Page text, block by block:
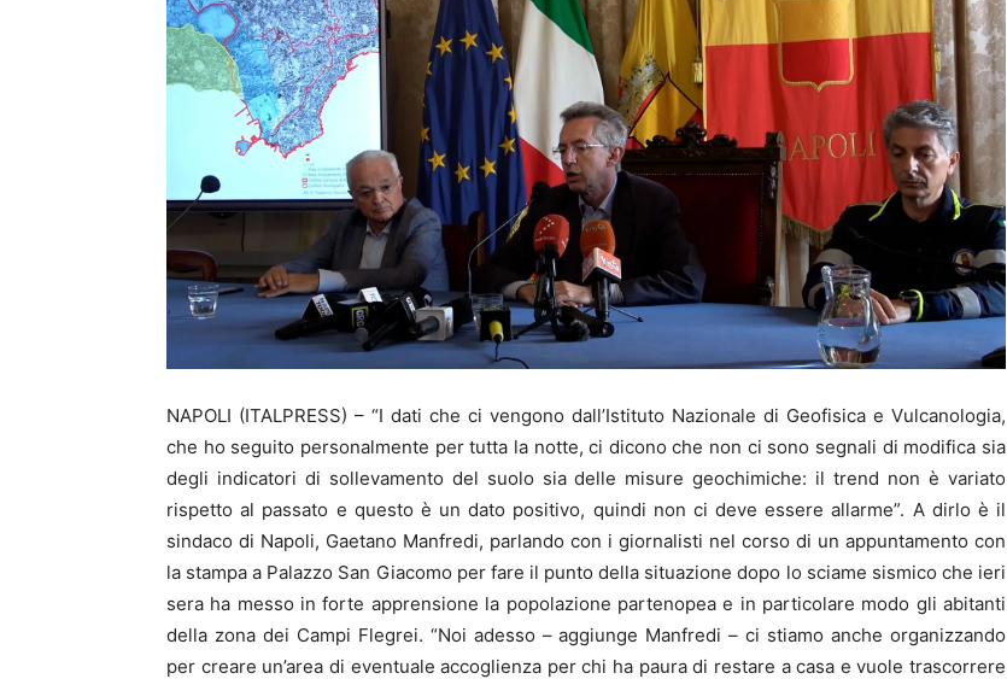
NAPOLI (ITALPRESS) – “I dati che ci vengono dall’Istituto Nazionale di Geofisica e Vulcanologia,
che ho seguito personalmente per tutta la notte, ci dicono che non ci sono segnali di modifica sia
degli indicatori di sollevamento del suolo sia delle misure geochimiche: il trend non è variato
rispetto al passato e questo è un dato positivo, quindi non ci deve essere allarme”. A dirlo è il
sindaco di Napoli, Gaetano Manfredi, parlando con i giornalisti nel corso di un appuntamento con
la stampa a Palazzo San Giacomo per fare il punto della situazione dopo lo sciame sismico che ieri
sera ha messo in forte apprensione la popolazione partenopea e in particolare modo gli abitanti
della zona dei Campi Flegrei. “Noi adesso – aggiunge Manfredi – ci stiamo anche organizzando
per creare un’area di eventuale accoglienza per chi ha paura di restare a casa e vuole trascorrere